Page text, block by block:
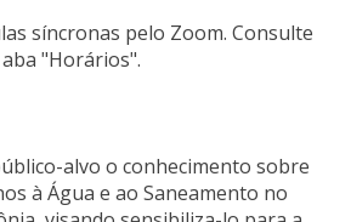
síncronas pelo Zoom. Consulte
"Horários".
alvo o conhecimento sobre
à Água e ao Saneamento no